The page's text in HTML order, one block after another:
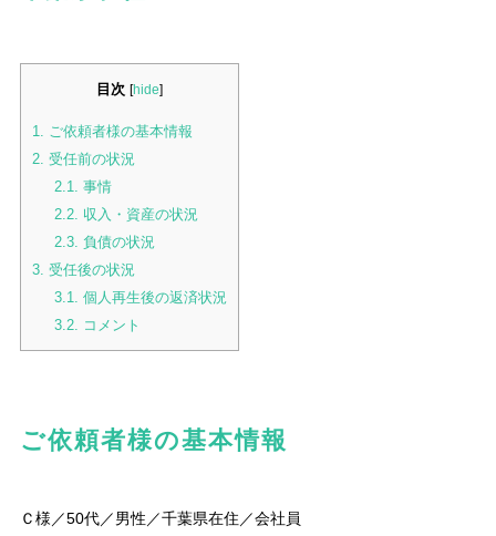
目次 [hide]
1. ご依頼者様の基本情報
2. 受任前の状況
2.1. 事情
2.2. 収入・資産の状況
2.3. 負債の状況
3. 受任後の状況
3.1. 個人再生後の返済状況
3.2. コメント
ご依頼者様の基本情報
Ｃ様／50代／男性／千葉県在住／会社員